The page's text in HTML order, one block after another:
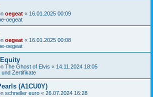
oegeat « 16.01.2025 00:09
oegeat
oegeat « 16.01.2025 00:08
oegeat
The Ghost of Elvis « 14.11.2024 18:05
und Zertifikate
(A1CU0Y)
schneller euro « 26.07.2024 16:28